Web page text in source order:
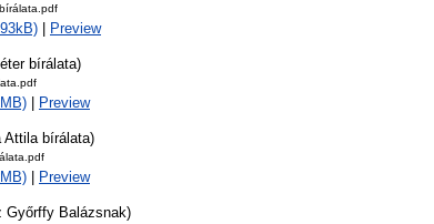
Preview
bírálata)
Preview
Attila bírálata)
Preview
Győrffy Balázsnak)